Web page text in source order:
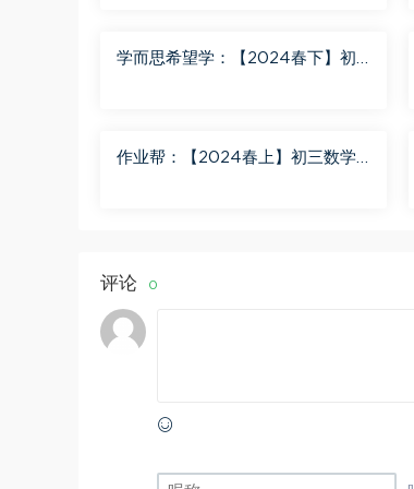
学而思希望学：【2024春下】初
作业帮：【2024春上】初三数学
评论 0